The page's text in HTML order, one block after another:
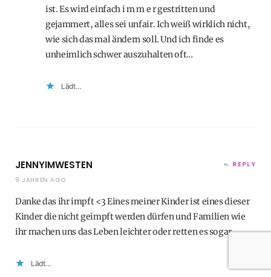
ist. Es wird einfach i m m e r gestritten und
gejammert, alles sei unfair. Ich weiß wirklich nicht,
wie sich das mal ändern soll. Und ich finde es
unheimlich schwer auszuhalten oft…
Lädt…
JENNYIMWESTEN
9 JAHREN AGO
REPLY
Danke das ihr impft <3 Eines meiner Kinder ist eines dieser
Kinder die nicht geimpft werden dürfen und Familien wie
ihr machen uns das Leben leichter oder retten es sogar…
Lädt…